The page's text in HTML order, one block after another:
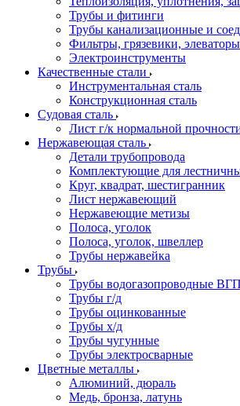
Трубы и фитинги
Трубы канализационные и
Фильтры, грязевики, элеваторы
Электроинструменты
Качественные стали
Инструментальная сталь
Конструкционная сталь
Судовая сталь
Лист г/к нормальной
Нержавеющая сталь
Детали трубопровода
Комплектующие для
Круг, квадрат, шестигранник
Лист нержавеющий
Нержавеющие метизы
Полоса, уголок
Полоса, уголок, швеллер
Трубы нержавейка
Трубы
Трубы водогазопроводные ВГП
Трубы г/д
Трубы оцинкованные
Трубы х/д
Трубы чугунные
Трубы электросварные
Цветные металлы
Алюминий, дюраль
Медь, бронза, латунь